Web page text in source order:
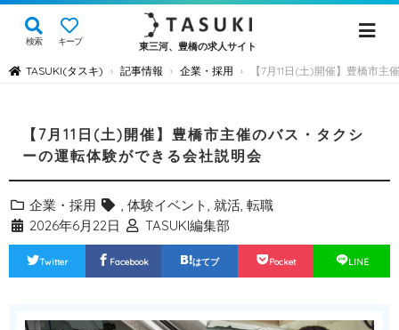
検索 キープ 東三河、豊橋の求人サイト
TASUKI(タスキ) › 記事情報 › 企業・採用 › 【7月11日(土)開催】豊橋市
【7月11日(土)開催】豊橋市主催のバス・タクシ
ーの運転体験ができる会社説明会
企業・採用 , 体験イベント, 就活, 転職
2026年6月22日
TASUKI編集部
Twitter Facebook はてブ Pocket LINE